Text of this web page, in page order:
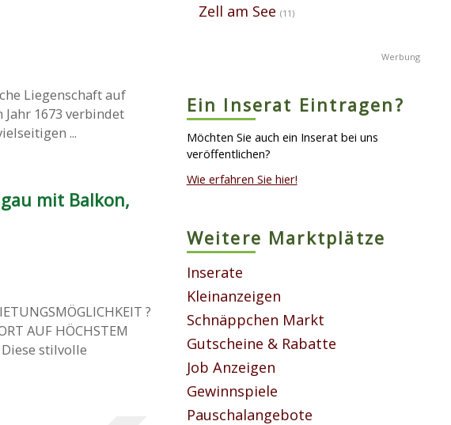
Liegenschaft auf
1673 verbindet
...
mit Balkon,
?
AUF HÖCHSTEM
Diese stilvolle
Zell am See (11)
Ein Inserat Eintragen?
Möchten Sie auch ein Inserat bei uns
veröffentlichen?
Wie erfahren Sie hier!
Weitere Marktplätze
Inserate
Kleinanzeigen
Schnäppchen Markt
Gutscheine & Rabatte
Job Anzeigen
Gewinnspiele
Pauschalangebote